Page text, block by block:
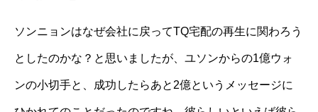
ソンニョンはなぜ会社に戻ってTQ宅配の再生に関わろう
としたのかな？と思いましたが、ユソンからの1億ウォ
ンの小切手と、成功したらあと2億というメッセージに